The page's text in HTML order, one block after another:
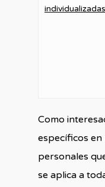
individualizadas
Como
específicos
personales
se aplica a